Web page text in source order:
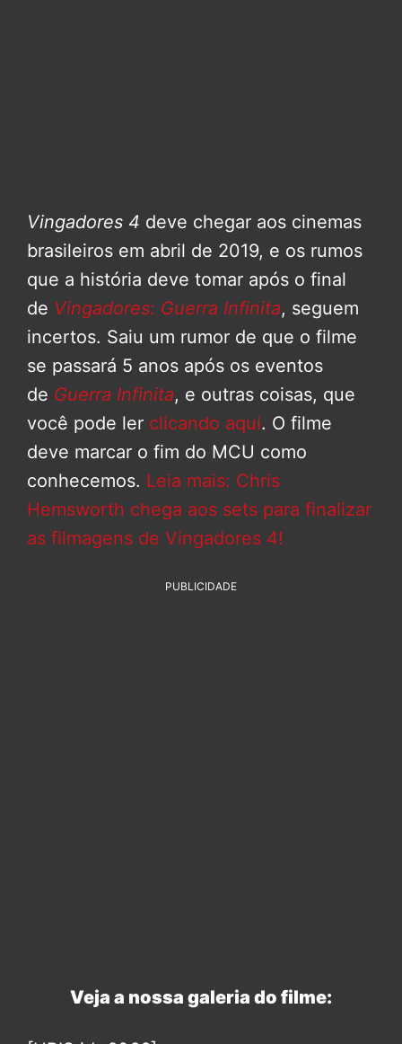
Vingadores 4 deve chegar aos cinemas
brasileiros em abril de 2019, e os rumos
que a história deve tomar após o final
de Vingadores: Guerra Infinita, seguem
incertos. Saiu um rumor de que o filme
se passará 5 anos após os eventos
de Guerra Infinita, e outras coisas, que
você pode ler clicando aqui. O filme
deve marcar o fim do MCU como
conhecemos. Leia mais: Chris
Hemsworth chega aos sets para finalizar
as filmagens de Vingadores 4!
PUBLICIDADE
Veja a nossa galeria do filme: